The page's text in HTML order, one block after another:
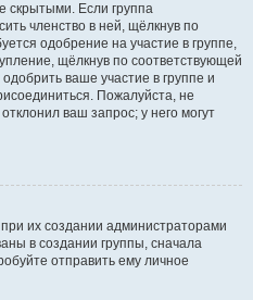
скрытыми. Если группа
членство в ней, щёлкнув по
одобрение на участие в группе,
щёлкнув по соответствующей
ваше участие в группе и
Пожалуйста, не
ваш запрос; у него могут
их создании администраторами
в создании группы, сначала
отправить ему личное